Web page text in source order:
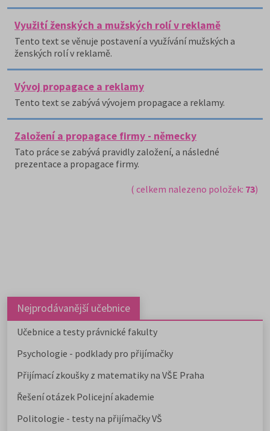
Využití ženských a mužských rolí v reklamě
Tento text se věnuje postavení a využívání mužských a
ženských rolí v reklamě.
Vývoj propagace a reklamy
Tento text se zabývá vývojem propagace a reklamy.
Založení a propagace firmy - německy
Tato práce se zabývá pravidly založení, a následné
prezentace a propagace firmy.
( celkem nalezeno položek: 73)
Nejprodávanější učebnice
Učebnice a testy právnické fakulty
Psychologie - podklady pro přijímačky
Přijímací zkoušky z matematiky na VŠE Praha
Řešení otázek Policejní akademie
Politologie - testy na přijímačky VŠ